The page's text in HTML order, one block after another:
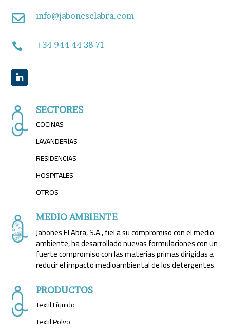
 info@jaboneselabra.com
 +34 944 44 38 71
SECTORES
COCINAS
LAVANDERÍAS
RESIDENCIAS
HOSPITALES
OTROS
MEDIO AMBIENTE
Jabones El Abra, S.A., fiel a su compromiso con el medio
ambiente, ha desarrollado nuevas formulaciones con un
fuerte compromiso con las materias primas dirigidas a
reducir el impacto medioambiental de los detergentes.
PRODUCTOS
Textil Líquido
Textil Polvo